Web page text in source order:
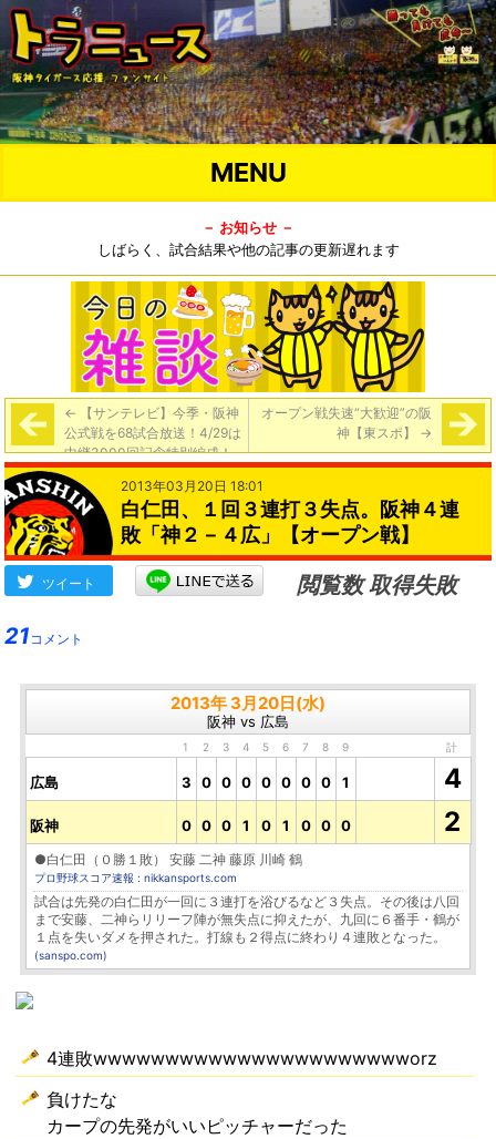
MENU
－ お知らせ －
しばらく、試合結果や他の記事の更新遅れます
← 【サンテレビ】今季・阪神
公式戦を68試合放送！4/29は
中継3000回記念特別編成！
オープン戦失速“大歓迎”の阪
神【東スポ】 →
2013年03月20日 18:01
白仁田、１回３連打３失点。阪神４連
敗「神２－４広」【オープン戦】
ツイート
閲覧数 取得失敗
21コメント
2013年 3月20日(水)
阪神 vs 広島
1 2 3 4 5 6 7 8 9 計
広島 3 0 0 0 0 0 0 0 1 4
阪神 0 0 0 1 0 1 0 0 0 2
●白仁田（０勝１敗） 安藤 二神 藤原 川崎 鶴
プロ野球スコア速報 : nikkansports.com
試合は先発の白仁田が一回に３連打を浴びるなど３失点。その後は八回
まで安藤、二神らリリーフ陣が無失点に抑えたが、九回に６番手・鶴が
１点を失いダメを押された。打線も２得点に終わり４連敗となった。
(sanspo.com)
4連敗wwwwwwwwwwwwwwwwwwwwwworz
負けたな
カープの先発がいいピッチャーだった